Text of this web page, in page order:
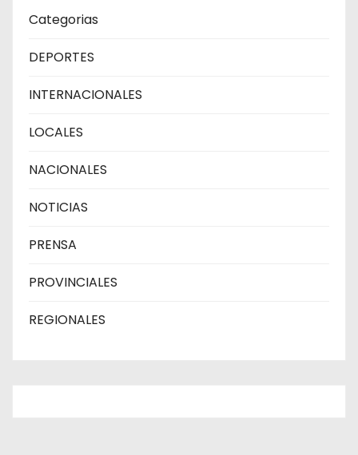
Categorias
DEPORTES
INTERNACIONALES
LOCALES
NACIONALES
NOTICIAS
PRENSA
PROVINCIALES
REGIONALES